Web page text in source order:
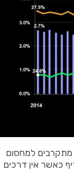
מתקרבים למחסום
כאשר אין דרכים